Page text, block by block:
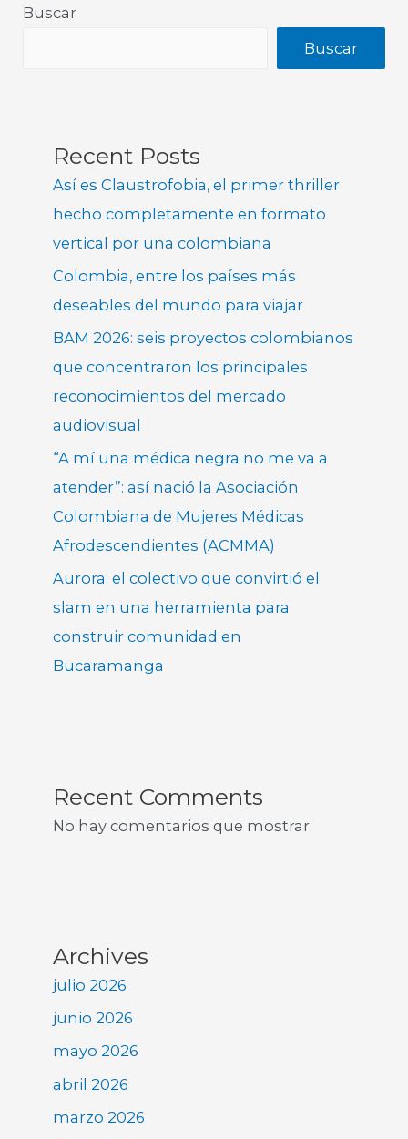
Buscar
Buscar
Recent Posts
Así es Claustrofobia, el primer thriller
hecho completamente en formato
vertical por una colombiana
Colombia, entre los países más
deseables del mundo para viajar
BAM 2026: seis proyectos colombianos
que concentraron los principales
reconocimientos del mercado
audiovisual
“A mí una médica negra no me va a
atender”: así nació la Asociación
Colombiana de Mujeres Médicas
Afrodescendientes (ACMMA)
Aurora: el colectivo que convirtió el
slam en una herramienta para
construir comunidad en
Bucaramanga
Recent Comments
No hay comentarios que mostrar.
Archives
julio 2026
junio 2026
mayo 2026
abril 2026
marzo 2026